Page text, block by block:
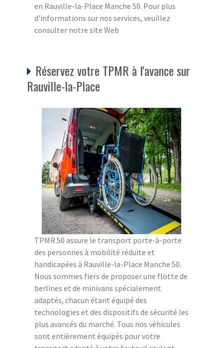
en Rauville-la-Place Manche 50. Pour plus
d'informations sur nos services, veuillez
consulter notre site Web
Réservez votre TPMR à l'avance sur
Rauville-la-Place
TPMR 50 assure le transport porte-à-porte
des personnes à mobilité réduite et
handicapées à Rauville-la-Place Manche 50.
Nous sommes fiers de proposer une flotte de
berlines et de minivans spécialement
adaptés, chacun étant équipé des
technologies et des dispositifs de sécurité les
plus avancés du marché. Tous nos véhicules
sont entièrement équipés pour votre